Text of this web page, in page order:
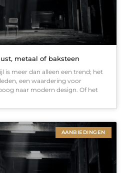
metaal of baksteen
is meer dan alleen een trend; het
een waardering voor
naar modern design. Of het
AANBIEDINGEN